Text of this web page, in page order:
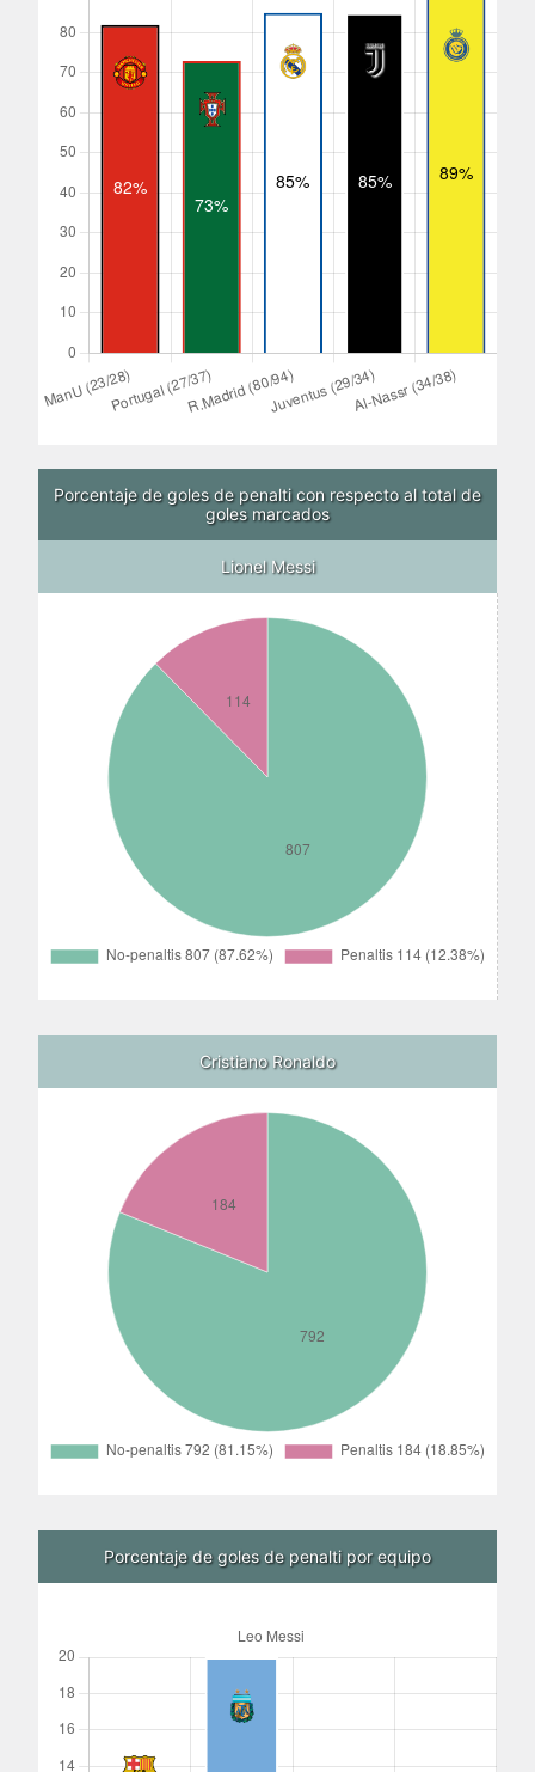
Porcentaje de goles de penalti con respecto al total de
goles marcados
Lionel Messi
Cristiano Ronaldo
Porcentaje de goles de penalti por equipo